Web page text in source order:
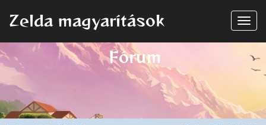
N
a
Zelda magyarítások
Fórum